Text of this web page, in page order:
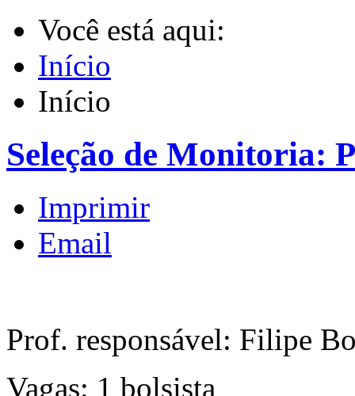
Você está aqui:
Início
Início
Seleção de Monitoria:
Imprimir
Email
Prof. responsável: Filipe
Vagas: 1 bolsista